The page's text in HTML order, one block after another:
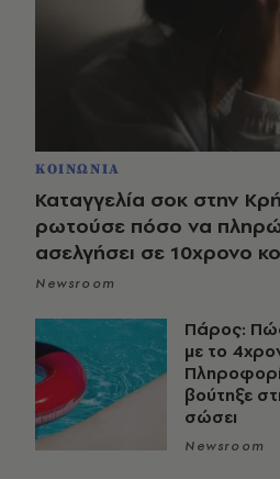
ΚΟΙΝΩΝΙΑ
Καταγγελία σοκ στην
ρωτούσε πόσο να
ασελγήσει σε 10χρονο
Newsroom
Πάρος:
με το
βούτηξε
σώσει
Newsroom